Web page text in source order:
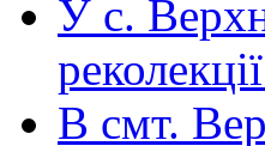
У с.
В смт.